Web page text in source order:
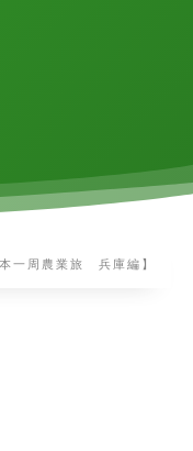
一周農業旅 兵庫編】